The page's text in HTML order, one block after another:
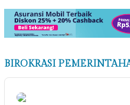
BIROKRASI